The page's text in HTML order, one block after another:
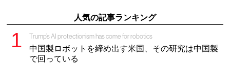
人気の記事ランキング
Trump’s AI protectionism has come for robotics
中国製ロボットを締め出す米国、その研究は中国製
で回っている